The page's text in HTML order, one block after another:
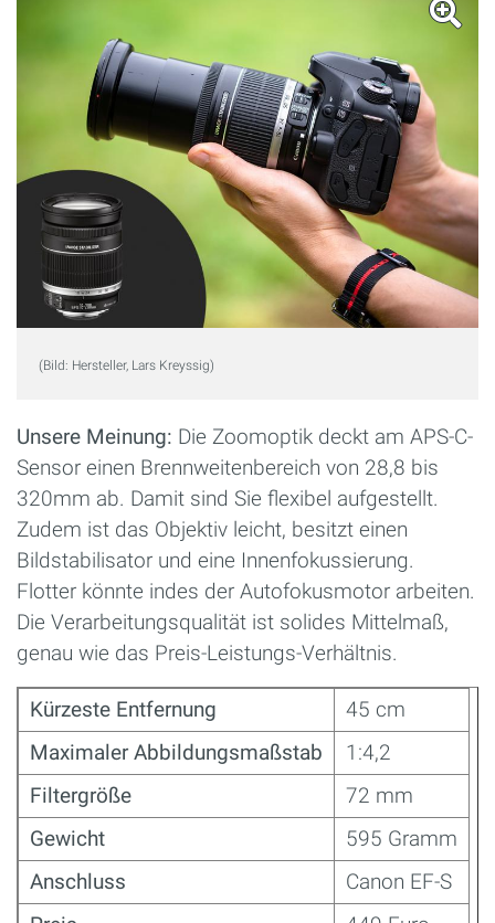
(Bild: Hersteller, Lars Kreyssig)
Unsere Meinung: Die Zoomoptik deckt am APS-C-
Sensor einen Brennweitenbereich von 28,8 bis
320mm ab. Damit sind Sie flexibel aufgestellt.
Zudem ist das Objektiv leicht, besitzt einen
Bildstabilisator und eine Innenfokussierung.
Flotter könnte indes der Autofokusmotor arbeiten.
Die Verarbeitungsqualität ist solides Mittelmaß,
genau wie das Preis-Leistungs-Verhältnis.
Kürzeste Entfernung
45 cm
Maximaler Abbildungsmaßstab
1:4,2
Filtergröße
72 mm
Gewicht
595 Gramm
Anschluss
Canon EF-S